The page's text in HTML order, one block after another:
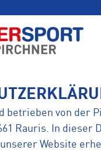
betrieben von der
Rauris. In dieser
unserer Website